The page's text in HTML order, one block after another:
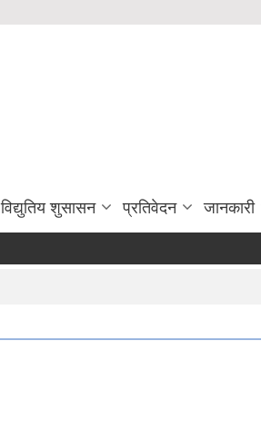
विद्युतिय शुसासन प्रतिवेदन जानकारी